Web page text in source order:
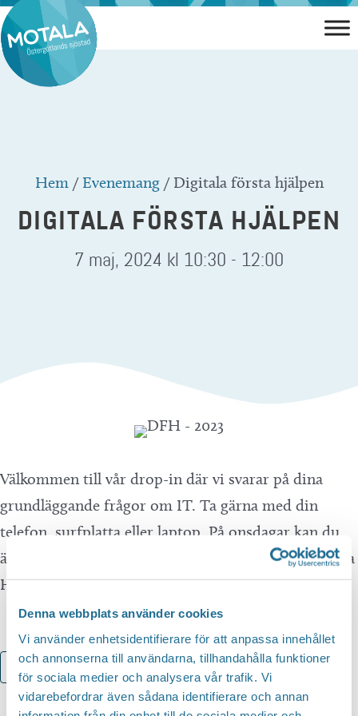
Denna webbplats använder cookies
Vi använder enhetsidentifierare för att anpassa innehållet
och annonserna till användarna, tillhandahålla funktioner
för sociala medier och analysera vår trafik. Vi
vidarebefordrar även sådana identifierare och annan
Hoppa
till
innehåll
Hem/Evenemang/ Digitala första hjälpen
DIGITALA FÖRSTA HJÄLPEN
7 maj, 2024 kl 10:30 - 12:00
Välkommen till vår drop-in där vi svarar på dina
grundläggande frågor om IT. Ta gärna med din
telefon, surfplatta eller laptop. På onsdagar kan du
även få hjälp med att hantera Konsumentverkets sida
Hallå konsument.